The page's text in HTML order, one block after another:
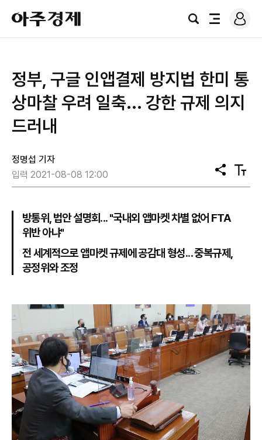
아
주
경
검
전
로
그
정부, 구글 인앱결제 방지법 한미 통
상마찰 우려 일축... 강한 규제 의지
드러내
정명섭 기자
입력 2021-08-08 12:00
공
유
텍
스
방통위, 법안 설명회... "국내외 앱마켓 차별 없어 FTA
위반 아냐"
전 세계적으로 앱마켓 규제에 공감대 형성... 중복규제,
공정위와 조정